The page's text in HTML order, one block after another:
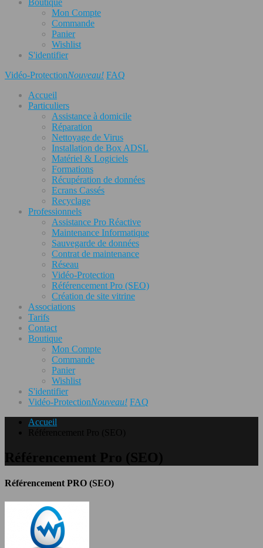
Boutique
Mon Compte
Commande
Panier
Wishlist
S'identifier
Vidéo-ProtectionNouveau! FAQ
Accueil
Particuliers
Assistance à domicile
Réparation
Nettoyage de Virus
Installation de Box ADSL
Matériel & Logiciels
Formations
Récupération de données
Ecrans Cassés
Recyclage
Professionnels
Assistance Pro Réactive
Maintenance Informatique
Sauvegarde de données
Contrat de maintenance
Réseau
Vidéo-Protection
Référencement Pro (SEO)
Création de site vitrine
Associations
Tarifs
Contact
Boutique
Mon Compte
Commande
Panier
Wishlist
S'identifier
Vidéo-ProtectionNouveau! FAQ
Accueil
Référencement PRO (SEO)